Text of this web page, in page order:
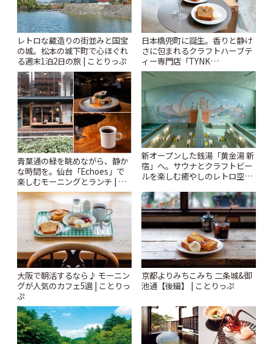
レトロな蔵造りの街並みと国宝
の城。松本の城下町で心ほぐれ
る週末1泊2日の旅 | ことりっぷ
日本橋兜町に誕生。香りと静け
さに包まれるクラフトハーブテ
ィー専門店「TYNK
Kabutocho」 | ことりっぷ
青葉通の緑を眺めながら、静か
な時間を。仙台「Echoes」で
楽しむモーニングとランチ | こ
とりっぷ
新オープンした銭湯「黄金湯 新
宿」へ。サウナとクラフトビー
ルを楽しむ癒やしのレトロ空間
大阪で朝活するなら♪ モーニン
グが人気のカフェ5選 | ことりっ
ぷ
京都よりみちこみち 二条城&御
池通【後編】 | ことりっぷ